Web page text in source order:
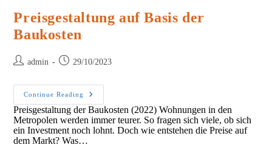
Preisgestaltung auf Basis der
Baukosten
Postadmin
Post 29/10/2023
Continue Reading
Preisgestaltung
Auf
Basis
Der
Baukosten
Preisgestaltung der Baukosten (2022) Wohnungen in den
Metropolen werden immer teurer. So fragen sich viele, ob sich
ein Investment noch lohnt. Doch wie entstehen die Preise auf
dem Markt? Was…